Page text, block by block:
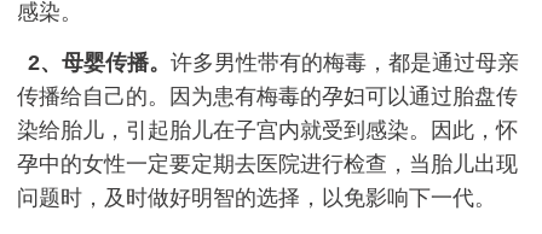
感染。
2、母婴传播。许多男性带有的梅毒，都是通过母亲
传播给自己的。因为患有梅毒的孕妇可以通过胎盘传
染给胎儿，引起胎儿在子宫内就受到感染。因此，怀
孕中的女性一定要定期去医院进行检查，当胎儿出现
问题时，及时做好明智的选择，以免影响下一代。